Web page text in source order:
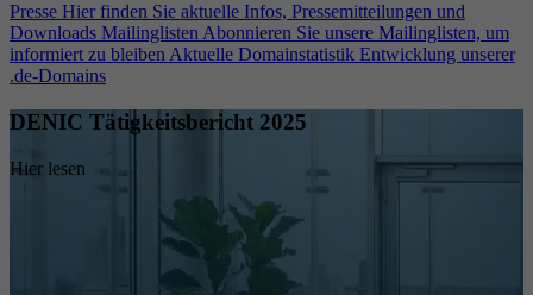
Presse Hier finden Sie aktuelle Infos, Pressemitteilungen und
Downloads Mailinglisten Abonnieren Sie unsere Mailinglisten, um
informiert zu bleiben Aktuelle Domainstatistik Entwicklung unserer
.de-Domains
DENIC Tätigkeitsbericht 2025
Hier lesen